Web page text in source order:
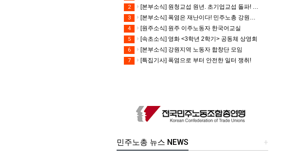
2 [본부소식] 원청교섭 원년. 초기업교섭 돌파! 모든 노동자의 노동기본권 쟁취! 민주노총 7.15 총파업대회
3 [본부소식] 폭염은 재난이다! 민주노총 강원지역본부 폭염감시단 선포 기자회견
4 [원주소식] 원주 이주노동자 한국어교실
5 [속초소식] 영화 <3학년 2학기> 공동체 상영회
6 [본부소식] 강원지역 노동자 합창단 모임
7 [특집기사] 폭염으로 부터 안전한 일터 쟁취!
+
민주노총 뉴스 NEWS